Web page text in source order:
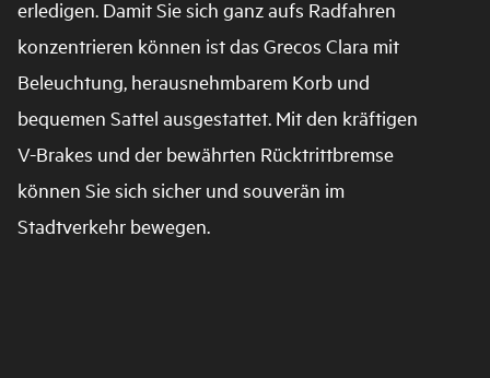
erledigen. Damit Sie sich ganz aufs Radfahren
konzentrieren können ist das Grecos Clara mit
Beleuchtung, herausnehmbarem Korb und
bequemen Sattel ausgestattet. Mit den kräftigen
V-Brakes und der bewährten Rücktrittbremse
können Sie sich sicher und souverän im
Stadtverkehr bewegen.